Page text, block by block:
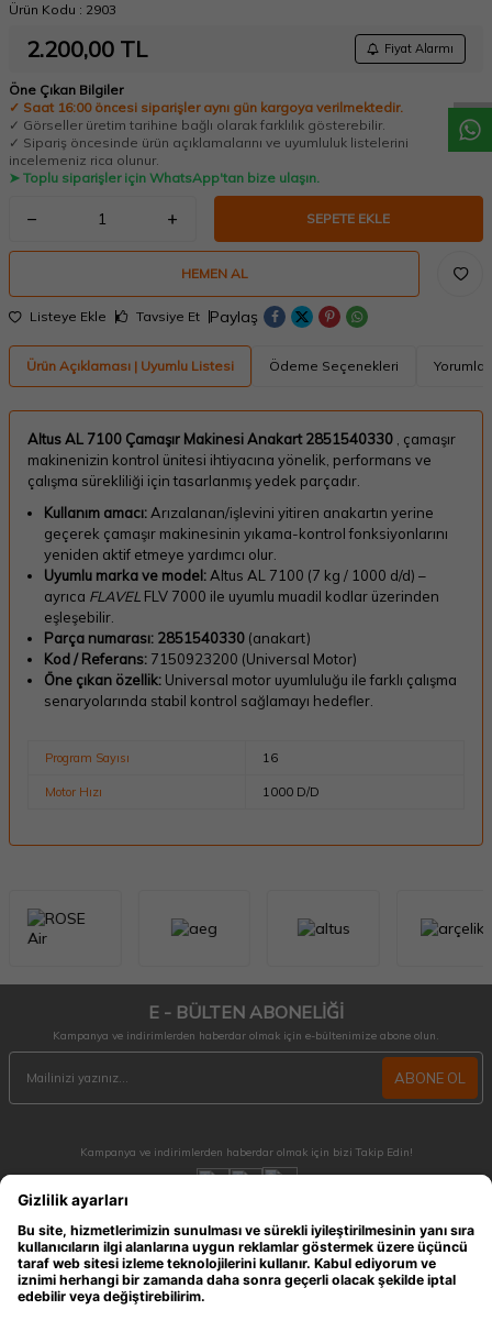
W
h
a
t
a
p
p
D
e
s
t
e
H
a
t
t
Ürün Kodu : 2903
2.200,00 TL Fiyat Alarmı
Öne Çıkan Bilgiler
✓ Saat 16:00 öncesi siparişler aynı gün kargoya verilmektedir.
✓ Görseller üretim tarihine bağlı olarak farklılık gösterebilir.
✓ Sipariş öncesinde ürün açıklamalarını ve uyumluluk listelerini
incelemeniz rica olunur.
➤ Toplu siparişler için WhatsApp'tan bize ulaşın.
SEPETE EKLE
HEMEN AL
Listeye Ekle Tavsiye Et Paylaş
Ürün Açıklaması | Uyumlu Listesi Ödeme Seçenekleri Yorumlar
Altus AL 7100 Çamaşır Makinesi Anakart 2851540330 , çamaşır
makinenizin kontrol ünitesi ihtiyacına yönelik, performans ve
çalışma sürekliliği için tasarlanmış yedek parçadır.
Kullanım amacı:Arızalanan/işlevini yitiren anakartın yerine
geçerek çamaşır makinesinin yıkama-kontrol fonksiyonlarını
yeniden aktif etmeye yardımcı olur.
Uyumlu marka ve model:Altus AL 7100 (7 kg / 1000 d/d) –
ayrıca FLAVEL FLV 7000 ile uyumlu muadil kodlar üzerinden
eşleşebilir.
Parça numarası: 2851540330 (anakart)
Kod / Referans: 7150923200 (Universal Motor)
Öne çıkan özellik: Universal motor uyumluluğu ile farklı çalışma
senaryolarında stabil kontrol sağlamayı hedefler.
Program Sayısı 16
Motor Hızı 1000 D/D
E - BÜLTEN ABONELİĞİ
Kampanya ve indirimlerden haberdar olmak için e-bültenimize abone olun.
ABONE OL
Kampanya ve indirimlerden haberdar olmak için bizi Takip Edin!
MÜŞTERİ HİZMETLERİ
Hafta içi 09:30 - 18:30 / Hafta sonu 10:00 - 17:00 arası merak ettiğiniz tüm sorular ve
siparişleriniz için ulaşabilirsiniz.